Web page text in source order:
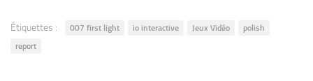
Étiquettes : 007 first light io interactive Jeux Vidéo
polish
report